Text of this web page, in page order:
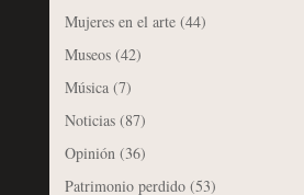
Mujeres en el arte(44)
Museos(42)
Música(7)
Noticias(87)
Opinión (36)
Patrimonio perdido(53)